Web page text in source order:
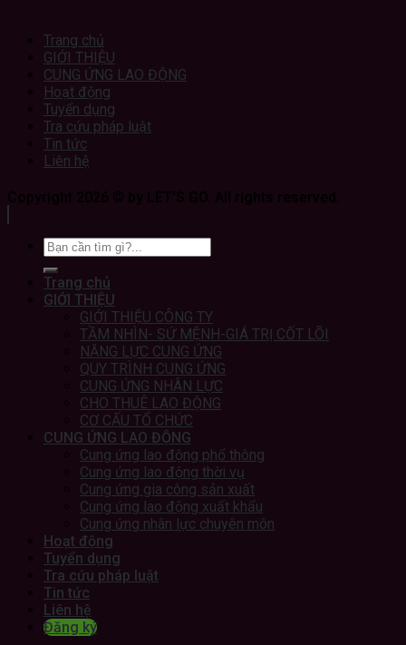
Trang chủ
GIỚI THIỆU
CUNG ỨNG LAO ĐỘNG
Hoạt động
Tuyển dụng
Tra cứu pháp luật
Tin tức
Liên hệ
Trang chủ
GIỚI THIỆU
GIỚI THIỆU CÔNG TY
TẦM NHÌN- SỨ MỆNH-GIÁ TRỊ CỐT LÕI
NĂNG LỰC CUNG ỨNG
QUY TRÌNH CUNG ỨNG
CUNG ỨNG NHÂN LỰC
CHO THUÊ LAO ĐỘNG
CƠ CẤU TỔ CHỨC
CUNG ỨNG LAO ĐỘNG
Cung ứng lao động phổ thông
Cung ứng lao động thời vụ
Cung ứng gia công sản xuất
Cung ứng lao động xuất khẩu
Cung ứng nhân lực chuyên môn
Hoạt động
Tuyển dụng
Tra cứu pháp luật
Tin tức
Liên hệ
Đăng ký